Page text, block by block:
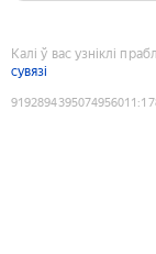
Калі ў вас узніклі
сувязі
9192894395074956011 :